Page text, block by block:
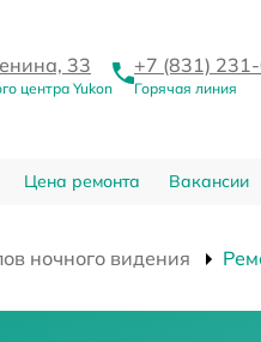
33
центра Yukon
+7 (831)
Горячая линия
Цена ремонта Вакансии
ночного видения